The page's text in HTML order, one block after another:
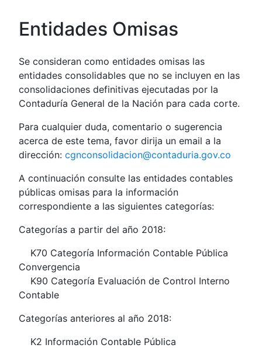
Entidades Omisas
Se consideran como entidades omisas las
entidades consolidables que no se incluyen en las
consolidaciones definitivas ejecutadas por la
Contaduría General de la Nación para cada corte.
Para cualquier duda, comentario o sugerencia
acerca de este tema, favor dirija un email a la
dirección: cgnconsolidacion@contaduria.gov.co
A continuación consulte las entidades contables
públicas omisas para la información
correspondiente a las siguientes categorías:
Categorías a partir del año 2018:
K70 Categoría Información Contable Pública
Convergencia
K90 Categoría Evaluación de Control Interno
Contable
Categorías anteriores al año 2018:
K2 Información Contable Pública